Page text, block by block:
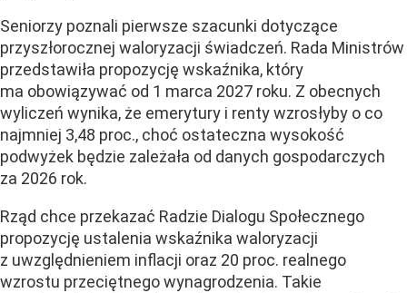
Seniorzy poznali pierwsze szacunki dotyczące
przyszłorocznej waloryzacji świadczeń. Rada Ministrów
przedstawiła propozycję wskaźnika, który
ma obowiązywać od 1 marca 2027 roku. Z obecnych
wyliczeń wynika, że emerytury i renty wzrosłyby o co
najmniej 3,48 proc., choć ostateczna wysokość
podwyżek będzie zależała od danych gospodarczych
za 2026 rok.
Rząd chce przekazać Radzie Dialogu Społecznego
propozycję ustalenia wskaźnika waloryzacji
z uwzględnieniem inflacji oraz 20 proc. realnego
wzrostu przeciętnego wynagrodzenia. Takie